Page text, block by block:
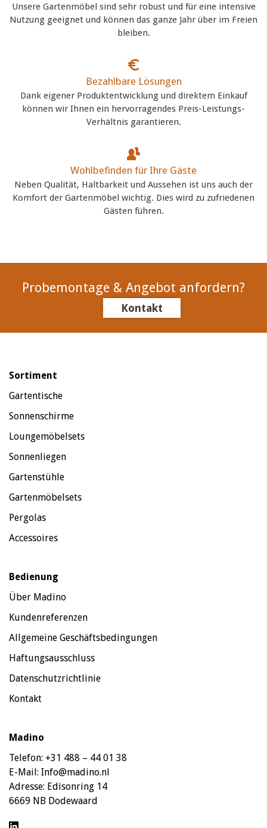
Unsere Gartenmöbel sind sehr robust und für eine intensive
Nutzung geeignet und können das ganze Jahr über im Freien
bleiben.
Bezahlbare Lösungen
Dank eigener Produktentwicklung und direktem Einkauf
können wir Ihnen ein hervorragendes Preis-Leistungs-
Verhältnis garantieren.
Wohlbefinden für Ihre Gäste
Neben Qualität, Haltbarkeit und Aussehen ist uns auch der
Komfort der Gartenmöbel wichtig. Dies wird zu zufriedenen
Gästen führen.
Probemontage & Angebot anfordern?
Kontakt
Sortiment
Gartentische
Sonnenschirme
Loungemöbelsets
Sonnenliegen
Gartenstühle
Gartenmöbelsets
Pergolas
Accessoires
Bedienung
Über Madino
Kundenreferenzen
Allgemeine Geschäftsbedingungen
Haftungsausschluss
Datenschutzrichtlinie
Kontakt
Madino
Telefon: +31 488 – 44 01 38
E-Mail: Info@madino.nl
Adresse: Edisonring 14
6669 NB Dodewaard